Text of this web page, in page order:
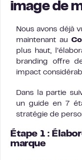
image de
Nous avons déjà
maintenant au
plus haut,
branding offre
impact
Dans la partie
un guide en 7
stratégie de
Étape 1 :
marque